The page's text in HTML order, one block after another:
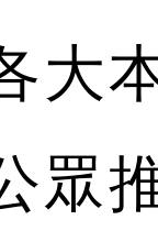
大
眾